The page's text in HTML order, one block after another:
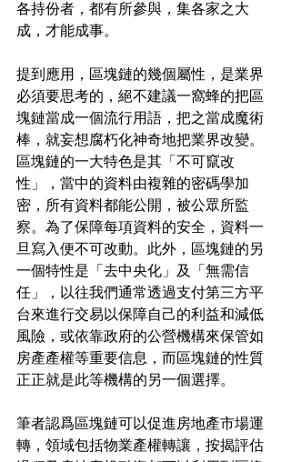
各持份者，都有所參與，集各家之大
成，才能成事。
提到應用，區塊鏈的幾個屬性，是業界
必須要思考的，絕不建議一窩蜂的把區
塊鏈當成一個流行用語，把之當成魔術
棒，就妄想腐朽化神奇地把業界改變。
區塊鏈的一大特色是其「不可竄改
性」，當中的資料由複雜的密碼學加
密，所有資料都能公開，被公眾所監
察。為了保障每項資料的安全，資料一
旦寫入便不可改動。此外，區塊鏈的另
一個特性是「去中央化」及「無需信
任」，以往我們通常透過支付第三方平
台來進行交易以保障自己的利益和減低
風險，或依靠政府的公營機構來保管如
房產產權等重要信息，而區塊鏈的性質
正正就是此等機構的另一個選擇。
筆者認爲區塊鏈可以促進房地產市場運
轉，領域包括物業產權轉讓，按揭評估